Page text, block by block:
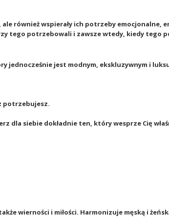
również wspierały ich potrzeby emocjonalne,
tego potrzebowali i zawsze wtedy, kiedy tego
jednocześnie jest modnym, ekskluzywnym i
potrzebujesz.
dla siebie dokładnie ten, który wesprze Cię
wierności i miłości. Harmonizuje męską i